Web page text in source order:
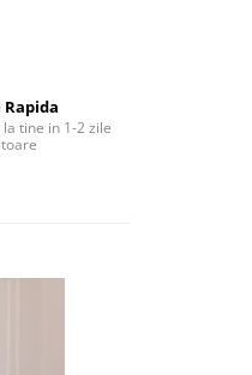
tine in 1-2 zile